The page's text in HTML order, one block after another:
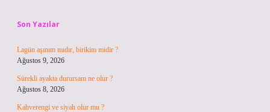
Son Yazılar
Lagün aşınım mıdır, birikim midir ?
Ağustos 9, 2026
Sürekli ayakta durursam ne olur ?
Ağustos 8, 2026
Kahverengi ve siyah olur mu ?